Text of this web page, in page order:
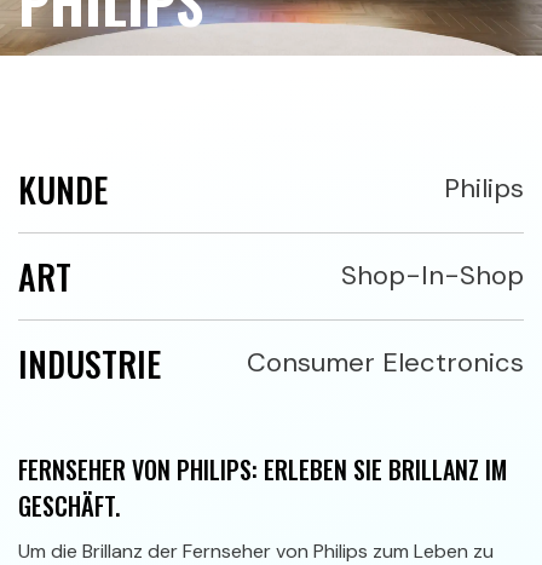
KUNDE Philips
ART Shop-In-Shop
INDUSTRIE Consumer Electronics
FERNSEHER VON PHILIPS: ERLEBEN SIE BRILLANZ IM
GESCHÄFT.
Um die Brillanz der Fernseher von Philips zum Leben zu